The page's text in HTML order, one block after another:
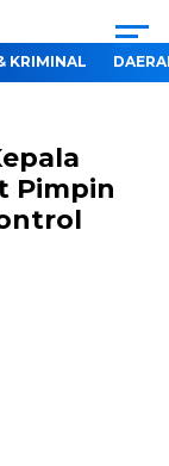
KRIMINAL
Pimpin